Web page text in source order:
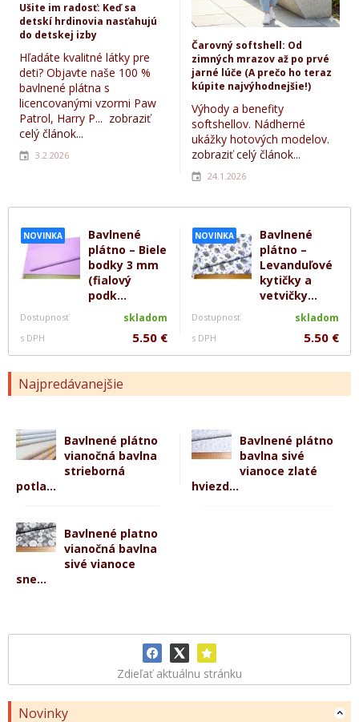
NOVINKA
Bavlnené
plátno – Biele
bodky 3 mm
(fialový
podk...
Dostupnosť skladom
s DPH 5.50 €
NOVINKA
Bavlnené
plátno –
Levanduľové
kytičky a
vetvičky...
Dostupnosť skladom
s DPH 5.50 €
Najpredávanejšie
Bavlnené plátno
vianočná bavlna
strieborná
potla...
Bavlnené plátno
bavlna sivé
vianoce zlaté
hviezd...
Bavlnené platno
vianočná bavlna
sivé vianoce
sne...
Zdieľať aktuálnu stránku
Novinky
Ušite im radosť: Keď sa
detskí hrdinovia nasťahujú
do detskej izby
Hľadáte kvalitné látky pre
deti? Objavte naše 100 %
bavlnené plátna s
licencovanými vzormi Paw
Patrol, Harry P... zobraziť
celý článok...
3.2.2026
Čarovný softshell: Od
zimných mrazov až po prvé
jarné lúče (A prečo ho teraz
kúpite najvýhodnejšie!)
Výhody a benefity
softshellov. Nádherné
ukážky hotových modelov.
zobraziť celý článok...
24.1.2026